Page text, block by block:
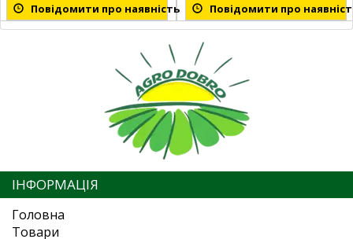
Повідомити про наявність Повідомити про
ІНФОРМАЦІЯ
Головна
Товари